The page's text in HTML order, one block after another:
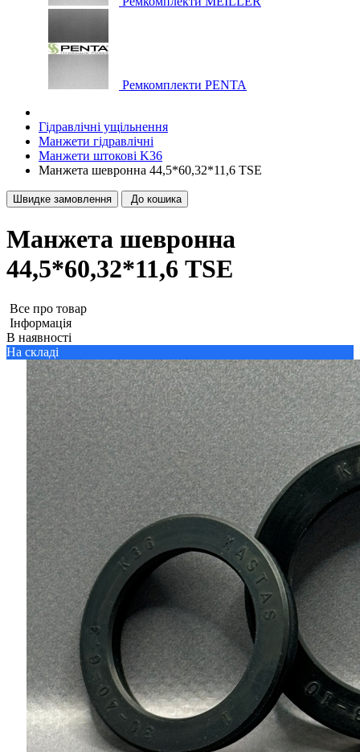
Ремкомплекти PENTA
Гідравлічні ущільнення
Манжети гідравлічні
Манжети штокові K36
Манжета шевронна 44,5*60,32*11,6 TSE
Швидке замовлення До кошика
Манжета шевронна
44,5*60,32*11,6 TSE
Все про товар
Iнформація
В наявності
На складі